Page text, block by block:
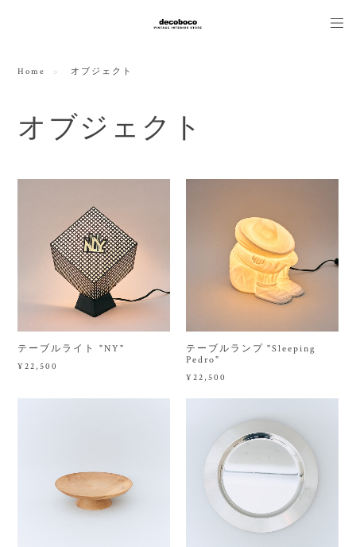
Home オブジェクト
オブジェクト
テーブルライト "NY"
¥22,500
テーブルランプ "Sleeping
Pedro"
¥22,500